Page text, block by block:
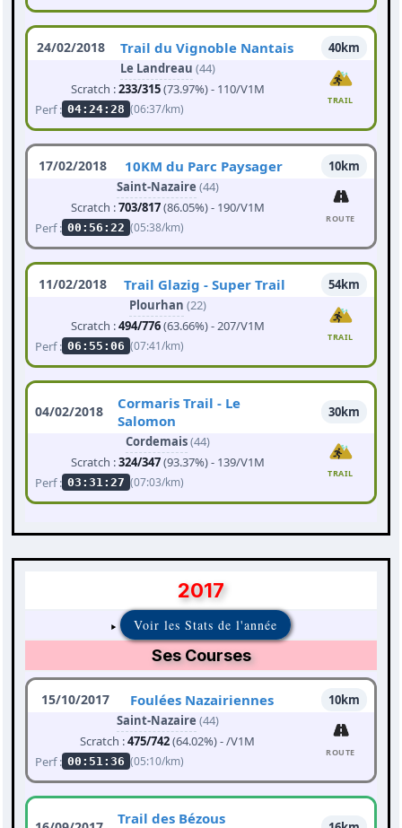
24/02/2018 Trail du Vignoble Nantais
40km
Le Landreau (44)
Scratch :233/315(73.97%) - 110/V1M
Perf : 04:24:28 (06:37/km)
TRAIL
17/02/2018 10KM du Parc Paysager
10km
Saint-Nazaire (44)
Scratch :703/817(86.05%) - 190/V1M
Perf : 00:56:22 (05:38/km)
ROUTE
11/02/2018 Trail Glazig - Super Trail
54km
Plourhan (22)
Scratch :494/776(63.66%) - 207/V1M
Perf : 06:55:06 (07:41/km)
TRAIL
04/02/2018
Cormaris Trail - Le
Salomon
30km
Cordemais(44)
Scratch :324/347(93.37%) - 139/V1M
Perf : 03:31:27 (07:03/km)
TRAIL
2017
Voir les Stats de l'année
Ses Courses
15/10/2017 Foulées Nazairiennes
10km
Saint-Nazaire (44)
Scratch :475/742(64.02%) - /V1M
Perf : 00:51:36 (05:10/km)
ROUTE
Trail des Bézous